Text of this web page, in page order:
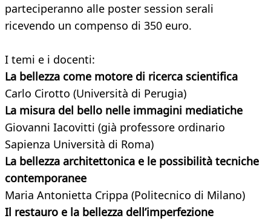
parteciperanno alle poster session serali
ricevendo un compenso di 350 euro.
I temi e i docenti:
La bellezza come motore di ricerca scientifica
Carlo Cirotto (Università di Perugia)
La misura del bello nelle immagini mediatiche
Giovanni Iacovitti (già professore ordinario
Sapienza Università di Roma)
La bellezza architettonica e le possibilità tecniche
contemporanee
Maria Antonietta Crippa (Politecnico di Milano)
Il restauro e la bellezza dell’imperfezione